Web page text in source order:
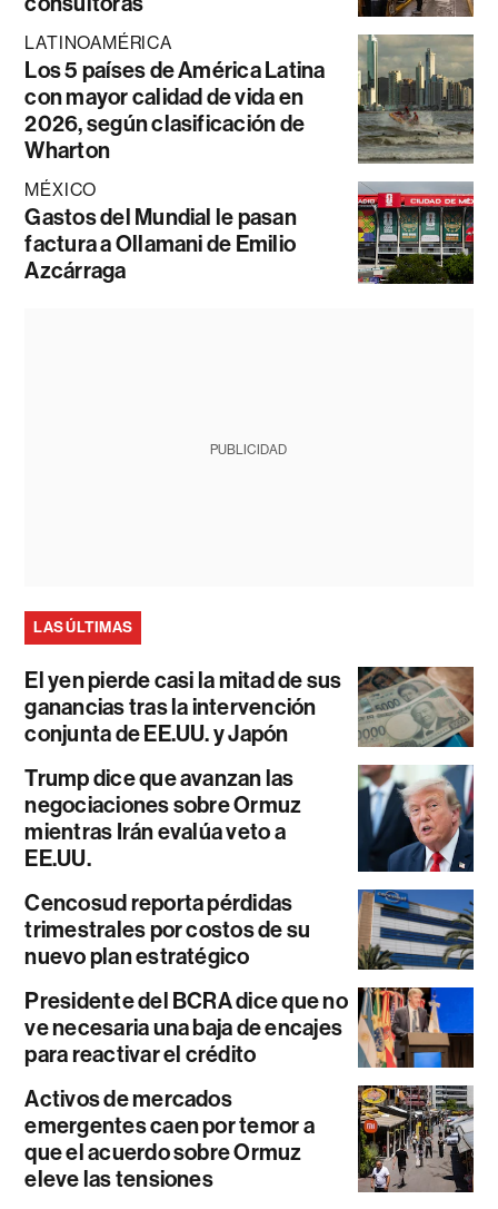
LATINOAMÉRICA
Los 5 países de América Latina
con mayor calidad de vida en
2026, según clasificación de
Wharton
MÉXICO
Gastos del Mundial le pasan
factura a Ollamani de Emilio
Azcárraga
PUBLICIDAD
LAS ÚLTIMAS
El yen pierde casi la mitad de sus
ganancias tras la intervención
conjunta de EE.UU. y Japón
Trump dice que avanzan las
negociaciones sobre Ormuz
mientras Irán evalúa veto a
EE.UU.
Cencosud reporta pérdidas
trimestrales por costos de su
nuevo plan estratégico
Presidente del BCRA dice que no
ve necesaria una baja de encajes
para reactivar el crédito
Activos de mercados
emergentes caen por temor a
que el acuerdo sobre Ormuz
eleve las tensiones